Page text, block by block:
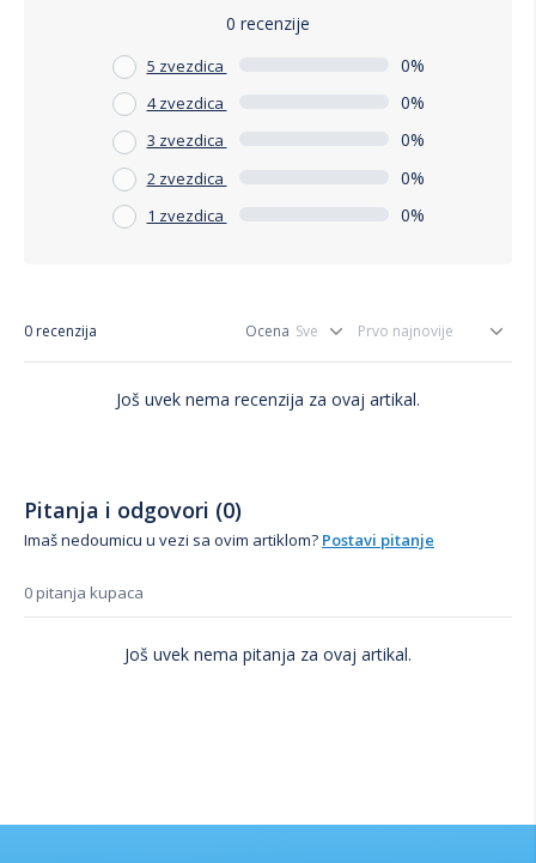
0 recenzije
5 zvezdica 0%
4 zvezdica 0%
3 zvezdica 0%
2 zvezdica 0%
1 zvezdica 0%
0 recenzija Ocena
Još uvek nema recenzija za ovaj artikal.
Pitanja i odgovori (0)
Imaš nedoumicu u vezi sa ovim artiklom? Postavi pitanje
0 pitanja kupaca
Još uvek nema pitanja za ovaj artikal.